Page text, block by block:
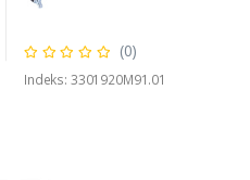
(0)
Indeks: 3301920M91.01